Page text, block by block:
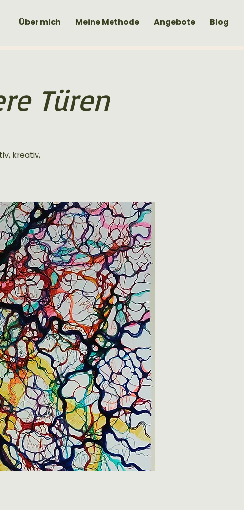
Über mich Meine Methode Angebote Blog
Türen
kreativ,